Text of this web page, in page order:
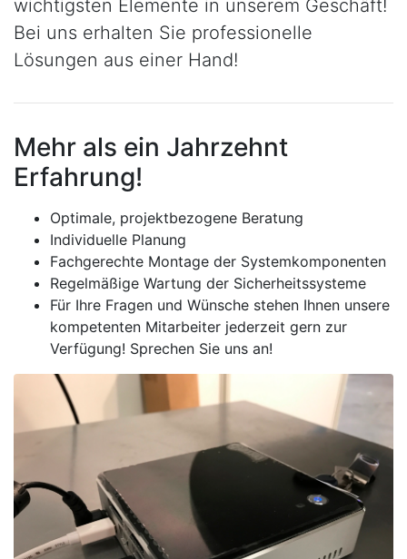
wichtigsten Elemente in unserem Geschäft!
Bei uns erhalten Sie professionelle
Lösungen aus einer Hand!
Mehr als ein Jahrzehnt
Erfahrung!
Optimale, projektbezogene Beratung
Individuelle Planung
Fachgerechte Montage der Systemkomponenten
Regelmäßige Wartung der Sicherheitssysteme
Für Ihre Fragen und Wünsche stehen Ihnen unsere
kompetenten Mitarbeiter jederzeit gern zur
Verfügung! Sprechen Sie uns an!